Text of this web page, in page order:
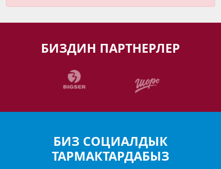
БИЗДИН ПАРТНЕРЛЕР
БИЗ СОЦИАЛДЫК
ТАРМАКТАРДАБЫЗ